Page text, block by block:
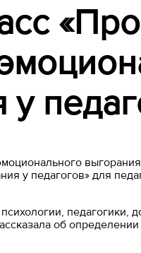
у педагогов» для
педагогики,
об